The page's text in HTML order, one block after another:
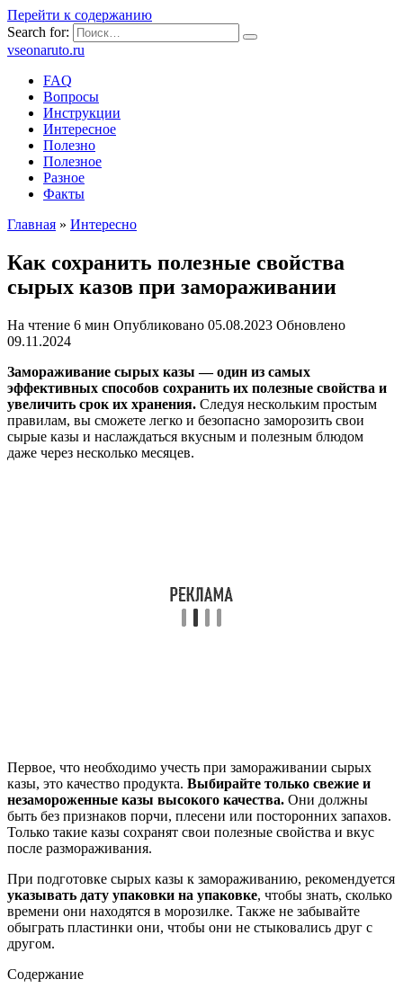
Перейти к содержанию
Search for:
vseonaruto.ru
FAQ
Вопросы
Инструкции
Интересное
Полезно
Полезное
Разное
Факты
Главная » Интересно
Как сохранить полезные свойства
сырых казов при замораживании
На чтение 6 мин Опубликовано 05.08.2023 Обновлено
09.11.2024
Замораживание сырых казы — один из самых
эффективных способов сохранить их полезные свойства и
увеличить срок их хранения. Следуя нескольким простым
правилам, вы сможете легко и безопасно заморозить свои
сырые казы и наслаждаться вкусным и полезным блюдом
даже через несколько месяцев.
Первое, что необходимо учесть при замораживании сырых
казы, это качество продукта. Выбирайте только свежие и
незамороженные казы высокого качества. Они должны
быть без признаков порчи, плесени или посторонних запахов.
Только такие казы сохранят свои полезные свойства и вкус
после размораживания.
При подготовке сырых казы к замораживанию, рекомендуется
указывать дату упаковки на упаковке, чтобы знать, сколько
времени они находятся в морозилке. Также не забывайте
обыграть пластинки они, чтобы они не стыковались друг с
другом.
Содержание